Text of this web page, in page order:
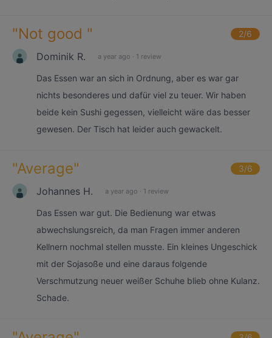
"Not good " 2/6
Dominik R. a year ago · 1 review
Das Essen war an sich in Ordnung, aber es war gar
nichts besonderes und dafür viel zu teuer. Wir haben
beide kein Sushi gegessen, vielleicht wäre das besser
gewesen. Der Tisch hat leider auch gewackelt.
"Average" 3/6
Johannes H. a year ago · 1 review
Das Essen war gut. Die Bedienung war etwas
abwechslungsreich, da man Fragen immer anderen
Kellnern nochmal stellen musste. Ein kleines Ungeschick
mit der Sojasoße und eine daraus folgende
Verschmutzung neuer weißer Schuhe blieb ohne Kulanz.
Schade.